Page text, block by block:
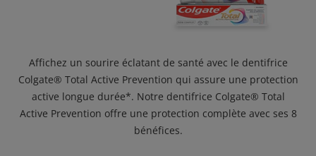
Affichez un sourire éclatant de santé avec le dentifrice
Colgate® Total Active Prevention qui assure une protection
active longue durée*. Notre dentifrice Colgate® Total
Active Prevention offre une protection complète avec ses 8
bénéfices.